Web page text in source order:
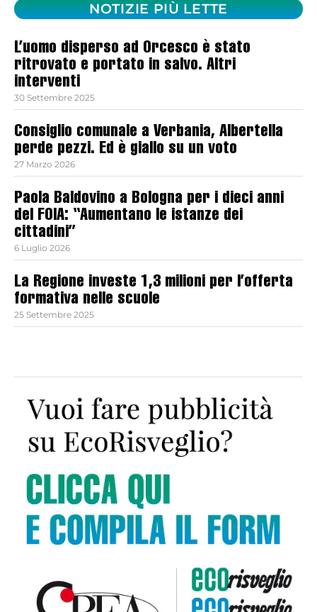
NOTIZIE PIÙ LETTE
L’uomo disperso ad Orcesco è stato
ritrovato e portato in salvo. Altri
interventi
30 Settembre 2025
Consiglio comunale a Verbania, Albertella
perde pezzi. Ed è giallo su un voto
27 Marzo 2026
Paola Baldovino a Bologna per i dieci anni
del FOIA: “Aumentano le istanze dei
cittadini”
6 Luglio 2026
La Regione investe 1,3 milioni per l’offerta
formativa nelle scuole
25 Settembre 2025